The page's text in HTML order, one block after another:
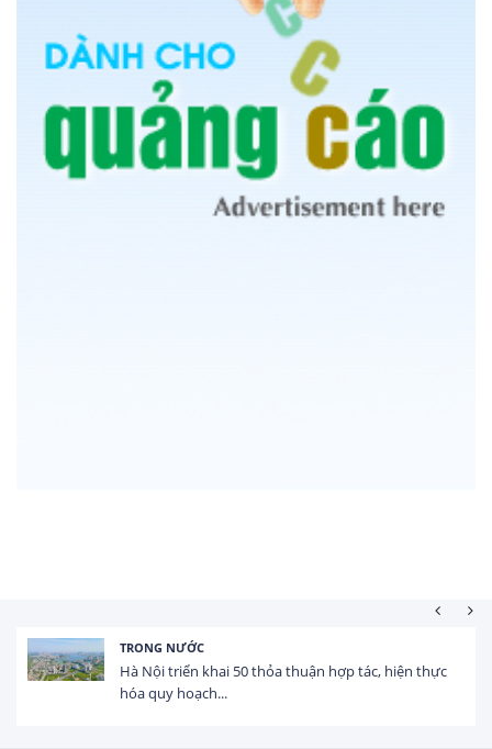
TRONG NƯỚC
Hà Nội triển khai 50 thỏa thuận hợp tác, hiện thực
hóa quy hoạch...